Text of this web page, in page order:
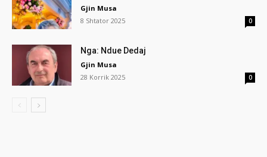
Gjin Musa
8 Shtator 2025
0
Nga: Ndue Dedaj
Gjin Musa
28 Korrik 2025
0